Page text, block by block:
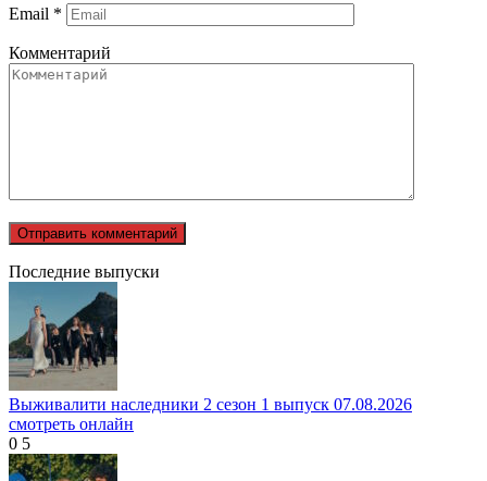
Email *
Комментарий
Последние выпуски
Выживалити наследники 2 сезон 1 выпуск 07.08.2026
смотреть онлайн
0 5